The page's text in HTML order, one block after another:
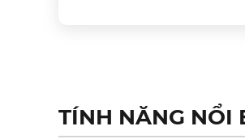
TÍNH NĂNG NỔI